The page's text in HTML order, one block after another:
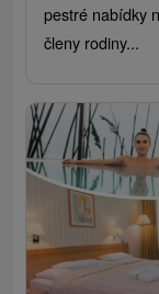
pestré nabídky
členy rodiny...